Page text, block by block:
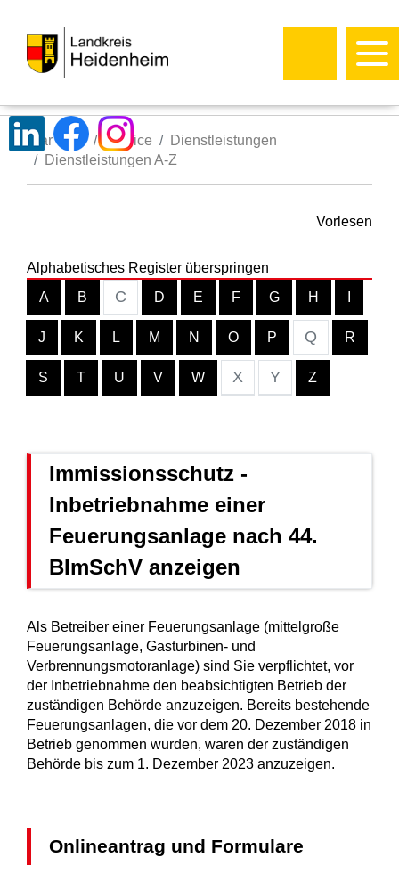
Startseite Service
Dienstleistungen
Dienstleistungen A-Z
Vorlesen
Alphabetisches Register überspringen
A
B C D E F G H
J K L M N O P Q R
S T U V W X Y Z
Immissionsschutz -
Inbetriebnahme einer
Feuerungsanlage nach 44.
BImSchV anzeigen
Als Betreiber einer Feuerungsanlage (mittelgroße
Feuerungsanlage, Gasturbinen- und
Verbrennungsmotoranlage) sind Sie verpflichtet, vor
der Inbetriebnahme den beabsichtigten Betrieb der
zuständigen Behörde anzuzeigen. Bereits bestehende
Feuerungsanlagen, die vor dem 20. Dezember 2018 in
Betrieb genommen wurden, waren der zuständigen
Behörde bis zum 1. Dezember 2023 anzuzeigen.
Onlineantrag und Formulare